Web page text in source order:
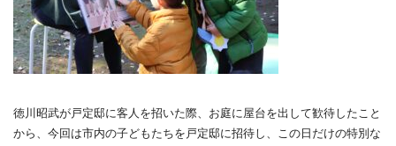
徳川昭武が戸定邸に客人を招いた際、お庭に屋台を出して歓待したこと
から、今回は市内の子どもたちを戸定邸に招待し、この日だけの特別な